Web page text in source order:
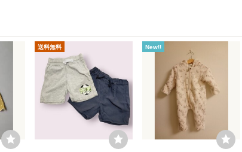
送料無料 New!!